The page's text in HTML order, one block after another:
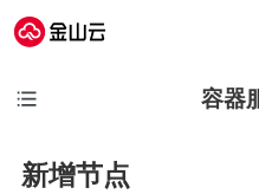
容器
新增节点